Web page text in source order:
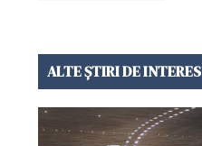
ALTE ȘTIRI DE INTERES